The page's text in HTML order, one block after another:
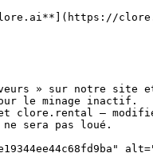
» sur notre
le minage inactif.
clore.rental —
sera pas loué.